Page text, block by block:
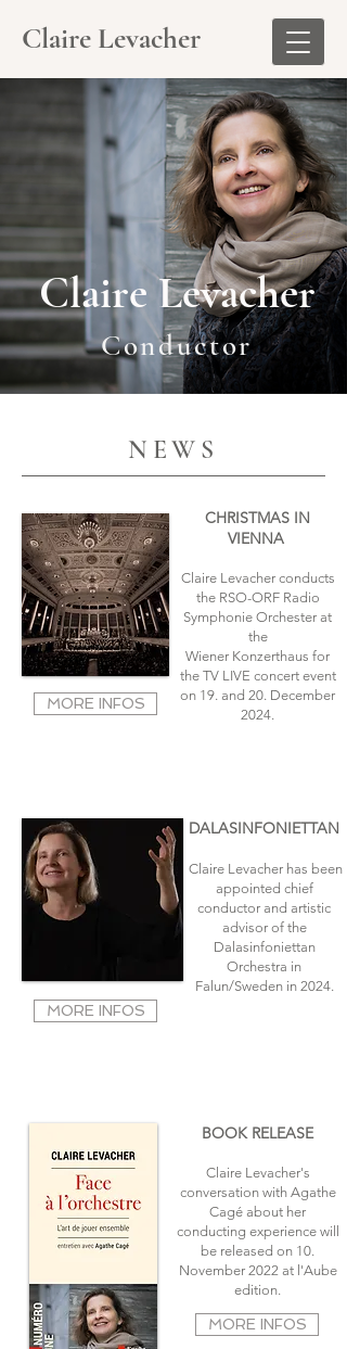
Claire Levacher
Claire Levacher
Conductor
NEWS
MORE INFOS
CHRISTMAS IN
VIENNA
Claire Levacher conducts
the RSO-ORF Radio
Symphonie Orchester at
the
Wiener Konzerthaus for
the TV LIVE concert event
on 19. and 20. December
2024.
DALASINFONIETTAN
Claire Levacher has been
appointed chief
conductor and artistic
advisor of the
Dalasinfoniettan
Orchestra in
Falun/Sweden in 2024.
MORE INFOS
BOOK RELEASE
Claire Levacher's
conversation with Agathe
Cagé about her
conducting experience will
be released on 10.
November 2022 at l'Aube
edition.
MORE INFOS